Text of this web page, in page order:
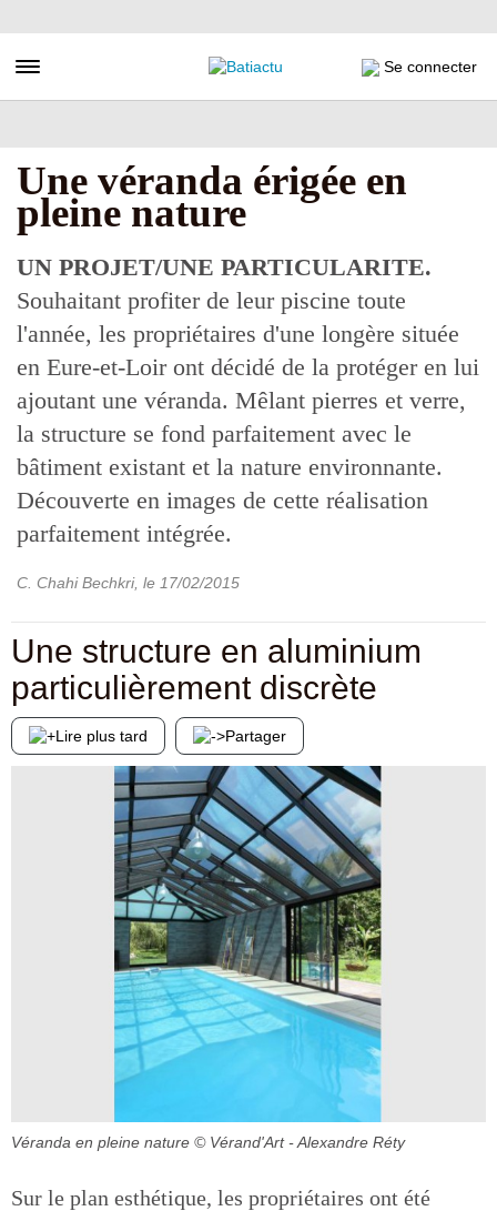
au
principal
Toggle navigation Se connecter
Une véranda érigée en
pleine nature
UN PROJET/UNE PARTICULARITE.
Souhaitant profiter de leur piscine toute
l'année, les propriétaires d'une longère située
en Eure-et-Loir ont décidé de la protéger en lui
ajoutant une véranda. Mêlant pierres et verre,
la structure se fond parfaitement avec le
bâtiment existant et la nature environnante.
Découverte en images de cette réalisation
parfaitement intégrée.
C. Chahi Bechkri, le 17/02/2015
Une structure en aluminium
particulièrement discrète
Lire plus tard Partager
Véranda en pleine nature © Vérand'Art - Alexandre Réty
Sur le plan esthétique, les propriétaires ont été